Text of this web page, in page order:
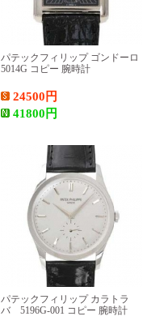
パテックフィリップ ゴンドーロ
5014G コピー 腕時計
24500 円
41800 円
パテックフィリップ カラトラ
バ 5196G-001 コピー 腕時計